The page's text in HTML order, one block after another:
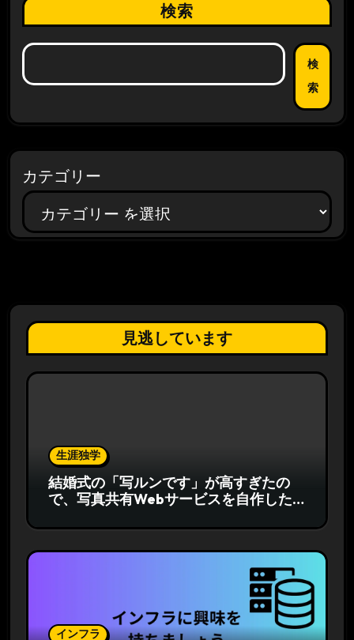
検索
検
索
カテゴリー
見逃しています
生涯独学
結婚式の「写ルンです」が高すぎたの
で、写真共有Webサービスを自作した
インフラ